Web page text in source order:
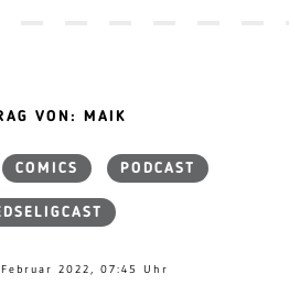
VON: MAIK
COMICS PODCAST
2022, 07:45 Uhr